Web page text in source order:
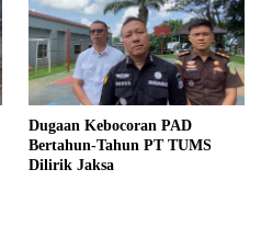
Dugaan Kebocoran PAD
Bertahun-Tahun PT TUMS
Dilirik Jaksa